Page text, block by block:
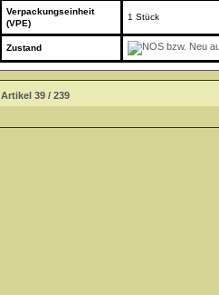
Verpackungseinheit
(VPE)
1 Stück
Zustand
Artikel 39 / 239